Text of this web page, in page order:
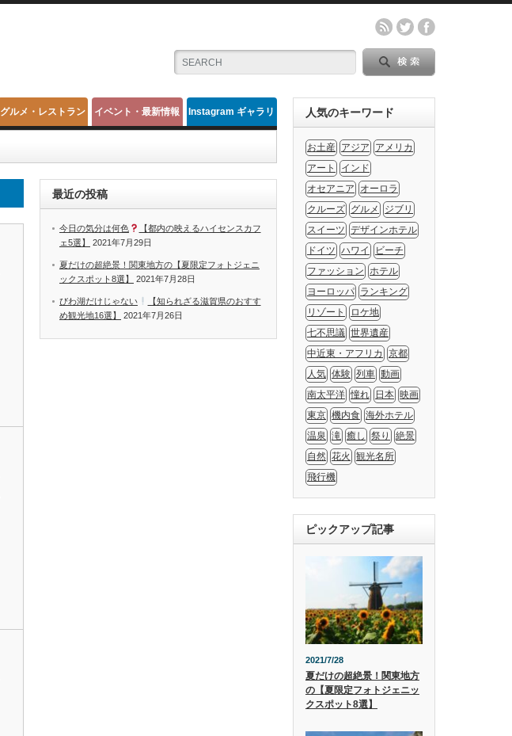
グルメ・レストラン イベント・最新情報 Instagram ギャラリ
最近の投稿
今日の気分は何色
【都内の映えるハイセンスカフ
ェ5選】
2021年7月29日
夏だけの超絶景！関東地方の【夏限定フォトジェニ
ックスポット8選】
2021年7月28日
びわ湖だけじゃない
【知られざる滋賀県のおすす
め観光地16選】
2021年7月26日
人気のキーワード
お土産 アジア
アメリカ
アート
インド
オセアニア
オーロラ
クルーズ グルメ
ジブリ
スイーツ デザインホテル
ドイツ ハワイ
ビーチ
ファッション ホテル
ヨーロッパ ランキング
リゾート
ロケ地
七不思議 世界遺産
中近東・アフリカ
京都
人気 体験 列車 動画
南太平洋 憧れ 日本 映画
東京 機内食 海外ホテル
温泉 滝 癒し 祭り
絶景
自然 花火
観光名所
飛行機
ピックアップ記事
2021/7/28
夏だけの超絶景！関東地方
の【夏限定フォトジェニッ
クスポット8選】